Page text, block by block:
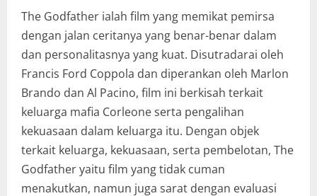
The Godfather ialah film yang memikat pemirsa
dengan jalan ceritanya yang benar-benar dalam
dan personalitasnya yang kuat. Disutradarai oleh
Francis Ford Coppola dan diperankan oleh Marlon
Brando dan Al Pacino, film ini berkisah terkait
keluarga mafia Corleone serta pengalihan
kekuasaan dalam keluarga itu. Dengan objek
terkait keluarga, kekuasaan, serta pembelotan, The
Godfather yaitu film yang tidak cuman
menakutkan, namun juga sarat dengan evaluasi